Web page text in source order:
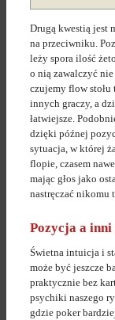
Drugą kwestią jest
na przeciwniku.
leży spora ilość
o nią zawalczyć
czujemy flow stołu
innych graczy, a
łatwiejsze.
dzięki późnej
sytuacja, w której
flopie, czasem
mając głos jako
nastręczać nikomu
Pozycja a inni
Świetna intuicja i
może być jeszcze
praktycznie bez
psychiki naszego
gdzie poker